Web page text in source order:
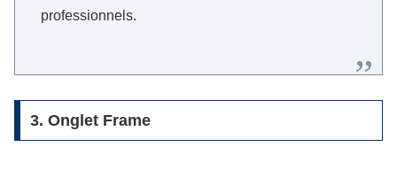
professionnels.
3. Onglet Frame